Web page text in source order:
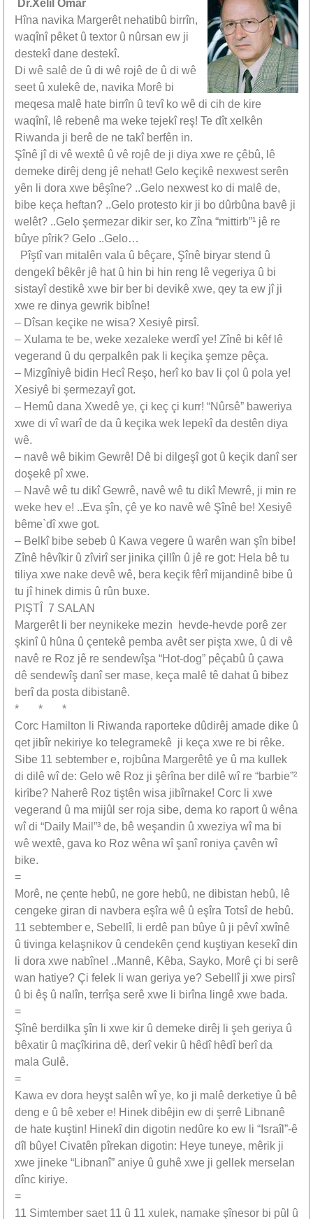
Dr.Xelîl Omar
Hîna navika Margerêt nehatibû birrîn,
waqînî pêket û textor û nûrsan ew ji
destekî dane destekî.
Di wê salê de û di wê rojê de û di wê
seet û xulekê de, navika Morê bi
meqesa malê hate birrîn û tevî ko wê di cih de kire
waqînî, lê rebenê ma weke tejekî reş! Te dît xelkên
Riwanda ji berê de ne takî berfên in.
Şînê jî di vê wextê û vê rojê de ji diya xwe re çêbû, lê
demeke dirêj deng jê nehat! Gelo keçikê nexwest serên
yên li dora xwe bêşîne? ..Gelo nexwest ko di malê de,
bibe keça heftan? ..Gelo protesto kir ji bo dûrbûna bavê ji
welêt? ..Gelo şermezar dikir ser, ko Zîna “mittirb”¹ jê re
bûye pîrik? Gelo ..Gelo…
Pîştî van mitalên vala û bêçare, Şînê biryar stend û
dengekî bêkêr jê hat û hin bi hin reng lê vegeriya û bi
sistayî destikê xwe bir ber bi devikê xwe, qey ta ew jî ji
xwe re dinya gewrik bibîne!
– Dîsan keçike ne wisa? Xesiyê pirsî.
– Xulama te be, weke xezaleke werdî ye! Zînê bi kêf lê
vegerand û du qerpalkên pak li keçika şemze pêça.
– Mizgîniyê bidin Hecî Reşo, herî ko bav li çol û pola ye!
Xesiyê bi şermezayî got.
– Hemû dana Xwedê ye, çi keç çi kurr! “Nûrsê” baweriya
xwe di vî warî de da û keçika wek lepekî da destên diya
wê.
– navê wê bikim Gewrê! Dê bi dilgeşî got û keçik danî ser
doşekê pî xwe.
– Navê wê tu dikî Gewrê, navê wê tu dikî Mewrê, ji min re
weke hev e! ..Eva şîn, çê ye ko navê wê Şînê be! Xesiyê
bême`dî xwe got.
– Belkî bibe sebeb û Kawa vegere û warên wan şîn bibe!
Zînê hêvîkir û zîvirî ser jinika çillîn û jê re got: Hela bê tu
tiliya xwe nake devê wê, bera keçik fêrî mijandinê bibe û
tu jî hinek dimis û rûn buxe.
PIŞTÎ 7 SALAN
Margerêt li ber neynikeke mezin hevde-hevde porê zer
şkinî û hûna û çentekê pemba avêt ser pişta xwe, û di vê
navê re Roz jê re sendewîşa “Hot-dog” pêçabû û çawa
dê sendewîş danî ser mase, keça malê tê dahat û bibez
berî da posta dibistanê.
* * *
Corc Hamilton li Riwanda raporteke dûdirêj amade dike û
qet jibîr nekiriye ko telegramekê ji keça xwe re bi rêke.
Sibe 11 sebtember e, rojbûna Margerêtê ye û ma kullek
di dilê wî de: Gelo wê Roz ji şêrîna ber dilê wî re “barbie”²
kirȋbe? Naherê Roz tiştên wisa jibîrnake! Corc li xwe
vegerand û ma mijûl ser roja sibe, dema ko raport û wêna
wî di “Daily Mail”³ de, bê weşandin û xweziya wî ma bi
wê wextê, gava ko Roz wêna wî şanî roniya çavên wî
bike.
=
Morê, ne çente hebû, ne gore hebû, ne dibistan hebû, lê
cengeke giran di navbera eşîra wê û eşîra Totsî de hebû.
11 sebtember e, Sebellî, li erdê pan bûye û ji pêvî xwînê
û tivinga kelaşnikov û cendekên çend kuştiyan kesekî din
li dora xwe nabîne! ..Mannê, Kêba, Sayko, Morê çi bi serê
wan hatiye? Çi felek li wan geriya ye? Sebellî ji xwe pirsî
û bi êş û nalîn, terrîşa serê xwe li birîna lingê xwe bada.
=
Şînê berdilka şîn li xwe kir û demeke dirêj li şeh geriya û
bêxatir û maçîkirina dê, derî vekir û hêdî hêdî berî da
mala Gulê.
=
Kawa ev dora heyşt salên wî ye, ko ji malê derketiye û bê
deng e û bê xeber e! Hinek dibêjin ew di şerrê Libnanê
de hate kuştin! Hinekî din digotin nedûre ko ew li “Israîl”-ê
dîl bûye! Civatên pîrekan digotin: Heye tuneye, mêrik ji
xwe jineke “Libnanî” aniye û guhê xwe ji gellek merselan
dînc kiriye.
=
11 Simtember saet 11 û 11 xulek, namake şînesor bi pûl û